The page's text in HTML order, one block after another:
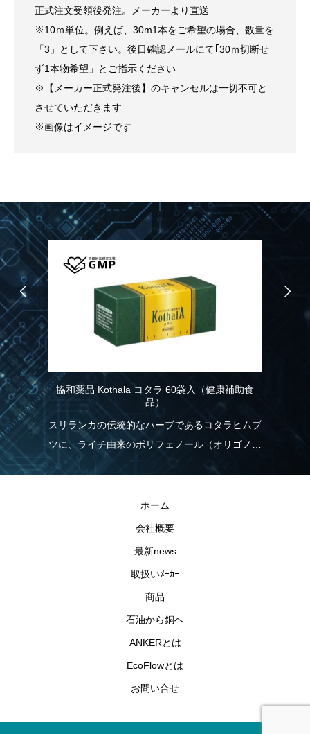
正式注文受領後発注。メーカーより直送
※10ｍ単位。例えば、30m1本をご希望の場合、数量を
「3」として下さい。後日確認メールにて｢30ｍ切断せ
ず1本物希望」とご指示ください
※【メーカー正式発注後】のキャンセルは一切不可と
させていただきます
※画像はイメージです
協和薬品 Kothala コタラ 60袋入（健康補助食
品）
スリランカの伝統的なハーブであるコタラヒムブ
ツに、ライチ由来のポリフェノール（オリゴノー
ル）を配合！食生活の乱れが気になる方を応援し
ホーム
会社概要
最新news
取扱いﾒｰｶｰ
商品
石油から銅へ
ANKERとは
EcoFlowとは
お問い合せ